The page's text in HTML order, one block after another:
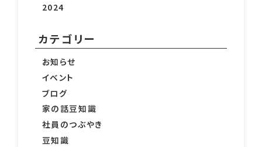
2024
カテゴリー
お知らせ
イベント
ブログ
家の話豆知識
社員のつぶやき
豆知識